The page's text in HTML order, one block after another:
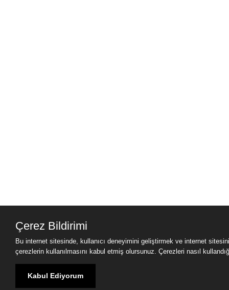
Çerez Bildirimi
Bu internet sitesinde, kullanıcı deneyimini geliştirmek ve internet
çerezlerin kullanılmasını kabul etmiş olursunuz. Çerezleri nasıl
Kabul Ediyorum